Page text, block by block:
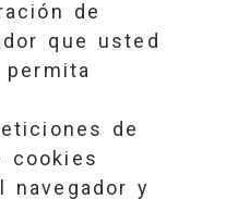
de
que usted
de
cookies
navegador y